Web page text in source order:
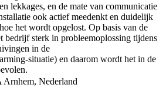
lekkages, en de mate van communicatie
ook actief meedenkt en duidelijk
het wordt opgelost. Op basis van de
bedrijf sterk in probleemoplossing tijdens
in de
situatie) en daarom wordt het in de
Nederland